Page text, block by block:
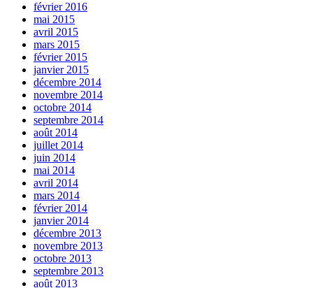
février 2016
mai 2015
avril 2015
mars 2015
février 2015
janvier 2015
décembre 2014
novembre 2014
octobre 2014
septembre 2014
août 2014
juillet 2014
juin 2014
mai 2014
avril 2014
mars 2014
février 2014
janvier 2014
décembre 2013
novembre 2013
octobre 2013
septembre 2013
août 2013